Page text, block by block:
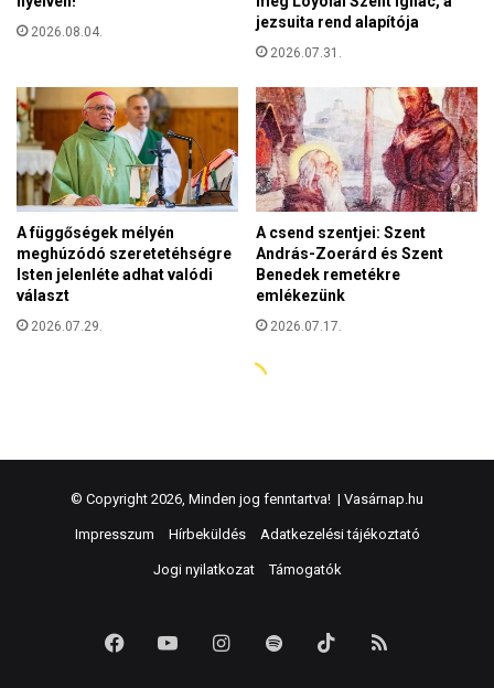
© Copyright 2026, Minden jog fenntartva! | Vasárnap.hu
Impresszum Hírbeküldés Adatkezelési tájékoztató
Jogi nyilatkozat Támogatók
FacebookYouTubeInstagram
Spotify TikTok